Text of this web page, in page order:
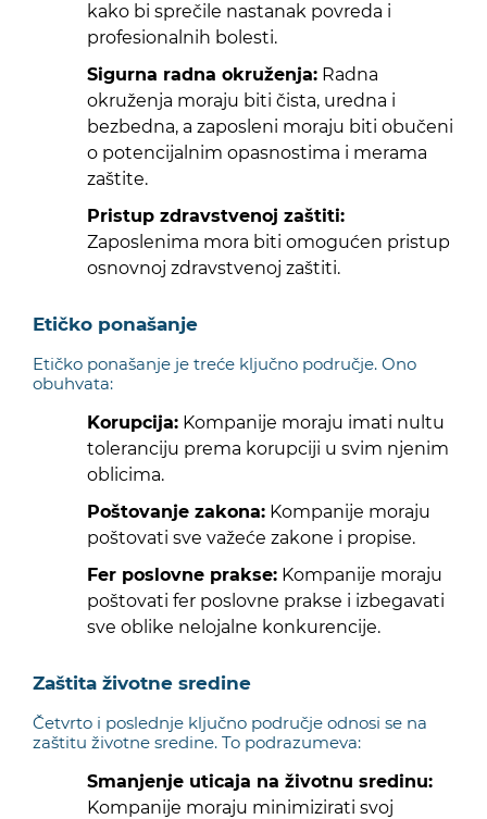
kako bi sprečile nastanak povreda i
profesionalnih bolesti.
Sigurna radna okruženja: Radna
okruženja moraju biti čista, uredna i
bezbedna, a zaposleni moraju biti obučeni
o potencijalnim opasnostima i merama
zaštite.
Pristup zdravstvenoj zaštiti:
Zaposlenima mora biti omogućen pristup
osnovnoj zdravstvenoj zaštiti.
Etičko ponašanje
Etičko ponašanje je treće ključno područje. Ono
obuhvata:
Korupcija: Kompanije moraju imati nultu
toleranciju prema korupciji u svim njenim
oblicima.
Poštovanje zakona: Kompanije moraju
poštovati sve važeće zakone i propise.
Fer poslovne prakse: Kompanije moraju
poštovati fer poslovne prakse i izbegavati
sve oblike nelojalne konkurencije.
Zaštita životne sredine
Četvrto i poslednje ključno područje odnosi se na
zaštitu životne sredine. To podrazumeva:
Smanjenje uticaja na životnu sredinu:
Kompanije moraju minimizirati svoj